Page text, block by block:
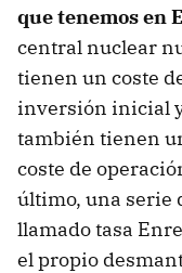
que tenemos en
central nuclear
tienen un coste
inversión inicial
también tienen
coste de
último, una serie
llamado tasa
el propio